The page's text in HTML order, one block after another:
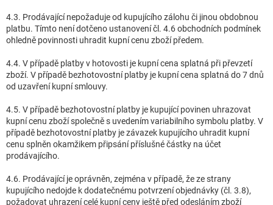
4.3. Prodávající nepožaduje od kupujícího zálohu či jinou obdobnou
platbu. Tímto není dotčeno ustanovení čl. 4.6 obchodních podmínek
ohledně povinnosti uhradit kupní cenu zboží předem.
4.4. V případě platby v hotovosti je kupní cena splatná při převzetí
zboží. V případě bezhotovostní platby je kupní cena splatná do 7 dnů
od uzavření kupní smlouvy.
4.5. V případě bezhotovostní platby je kupující povinen uhrazovat
kupní cenu zboží společně s uvedením variabilního symbolu platby. V
případě bezhotovostní platby je závazek kupujícího uhradit kupní
cenu splněn okamžikem připsání příslušné částky na účet
prodávajícího.
4.6. Prodávající je oprávněn, zejména v případě, že ze strany
kupujícího nedojde k dodatečnému potvrzení objednávky (čl. 3.8),
požadovat uhrazení celé kupní ceny ještě před odesláním zboží